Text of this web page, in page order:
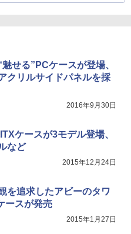
せる”PCケースが登場、
クリルサイドパネルを採
2016年9月30日
ケースが3モデル登場、
など
2015年12月24日
を追求したアビーのタワ
ースが発売
2015年1月27日